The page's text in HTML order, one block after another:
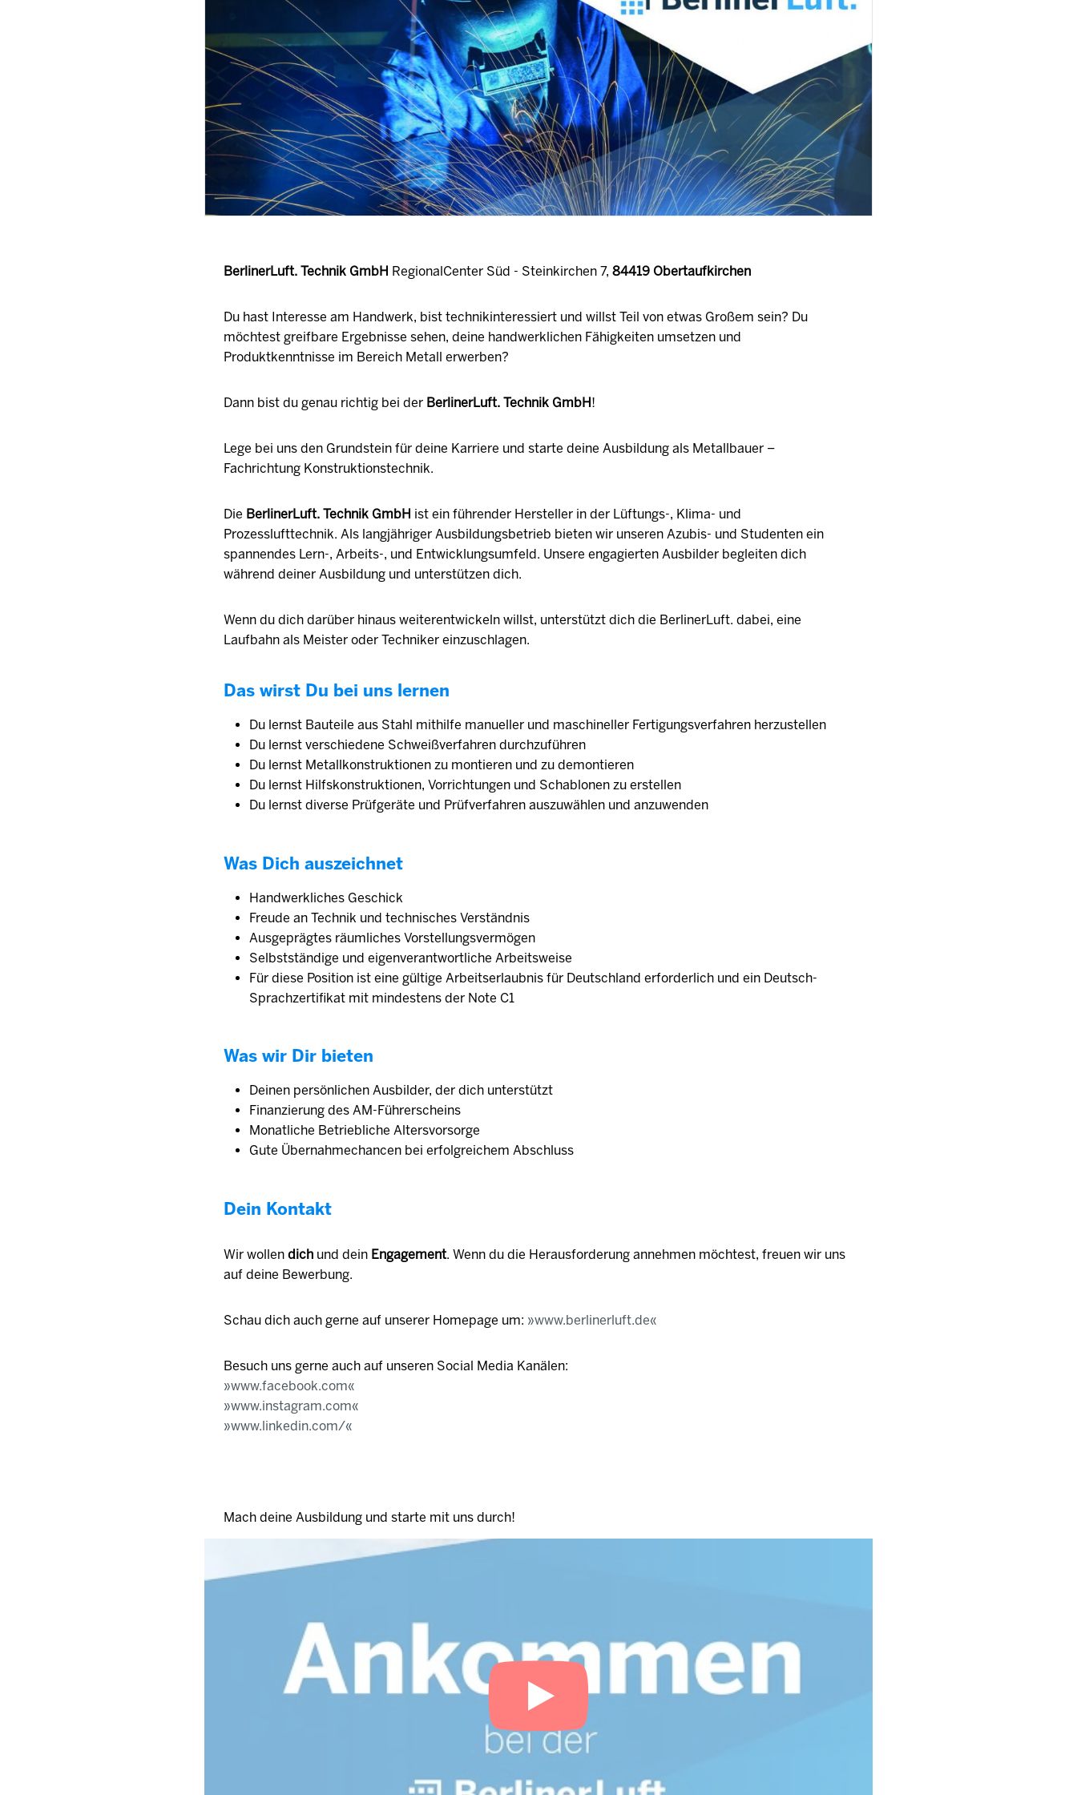
BerlinerLuft. Technik GmbH RegionalCenter Süd - Steinkirchen 7, 84419 Obertaufkirchen
Du hast Interesse am Handwerk, bist technikinteressiert und willst Teil von etwas Großem sein? Du
möchtest greifbare Ergebnisse sehen, deine handwerklichen Fähigkeiten umsetzen und
Produktkenntnisse im Bereich Metall erwerben?
Dann bist du genau richtig bei der BerlinerLuft. Technik GmbH!
Lege bei uns den Grundstein für deine Karriere und starte deine Ausbildung als Metallbauer –
Fachrichtung Konstruktionstechnik.
Die BerlinerLuft. Technik GmbH ist ein führender Hersteller in der Lüftungs-, Klima- und
Prozesslufttechnik. Als langjähriger Ausbildungsbetrieb bieten wir unseren Azubis- und Studenten ein
spannendes Lern-, Arbeits-, und Entwicklungsumfeld. Unsere engagierten Ausbilder begleiten dich
während deiner Ausbildung und unterstützen dich.
Wenn du dich darüber hinaus weiterentwickeln willst, unterstützt dich die BerlinerLuft. dabei, eine
Laufbahn als Meister oder Techniker einzuschlagen.
Das wirst Du bei uns lernen
Du lernst Bauteile aus Stahl mithilfe manueller und maschineller Fertigungsverfahren herzustellen
Du lernst verschiedene Schweißverfahren durchzuführen
Du lernst Metallkonstruktionen zu montieren und zu demontieren
Du lernst Hilfskonstruktionen, Vorrichtungen und Schablonen zu erstellen
Du lernst diverse Prüfgeräte und Prüfverfahren auszuwählen und anzuwenden
Was Dich auszeichnet
Handwerkliches Geschick
Freude an Technik und technisches Verständnis
Ausgeprägtes räumliches Vorstellungsvermögen
Selbstständige und eigenverantwortliche Arbeitsweise
Für diese Position ist eine gültige Arbeitserlaubnis für Deutschland erforderlich und ein Deutsch-
Sprachzertifikat mit mindestens der Note C1
Was wir Dir bieten
Deinen persönlichen Ausbilder, der dich unterstützt
Finanzierung des AM-Führerscheins
Monatliche Betriebliche Altersvorsorge
Gute Übernahmechancen bei erfolgreichem Abschluss
Dein Kontakt
Wir wollen dich und dein Engagement. Wenn du die Herausforderung annehmen möchtest, freuen wir uns
auf deine Bewerbung.
Schau dich auch gerne auf unserer Homepage um: www.berlinerluft.de
Besuch uns gerne auch auf unseren Social Media Kanälen:
www.facebook.com
www.instagram.com
www.linkedin.com/
Mach deine Ausbildung und starte mit uns durch!